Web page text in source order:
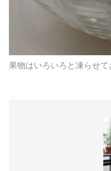
果物はいろいろと凍らせ